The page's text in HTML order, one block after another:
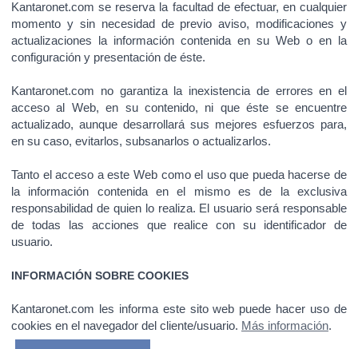
Kantaronet.com se reserva la facultad de efectuar, en cualquier
momento y sin necesidad de previo aviso, modificaciones y
actualizaciones la información contenida en su Web o en la
configuración y presentación de éste.
Kantaronet.com no garantiza la inexistencia de errores en el
acceso al Web, en su contenido, ni que éste se encuentre
actualizado, aunque desarrollará sus mejores esfuerzos para,
en su caso, evitarlos, subsanarlos o actualizarlos.
Tanto el acceso a este Web como el uso que pueda hacerse de
la información contenida en el mismo es de la exclusiva
responsabilidad de quien lo realiza. El usuario será responsable
de todas las acciones que realice con su identificador de
usuario.
INFORMACIÓN SOBRE COOKIES
Kantaronet.com les informa este sito web puede hacer uso de
cookies en el navegador del cliente/usuario. Más información.